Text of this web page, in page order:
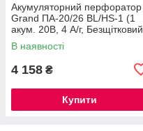
Акумуляторний перфоратор
Grand ПА-20/26 BL/HS-1 (1
акум. 20В, 4 А/г, Безщітковий,
ЧЕХІЯ)
В наявності
4 158 ₴
Купити